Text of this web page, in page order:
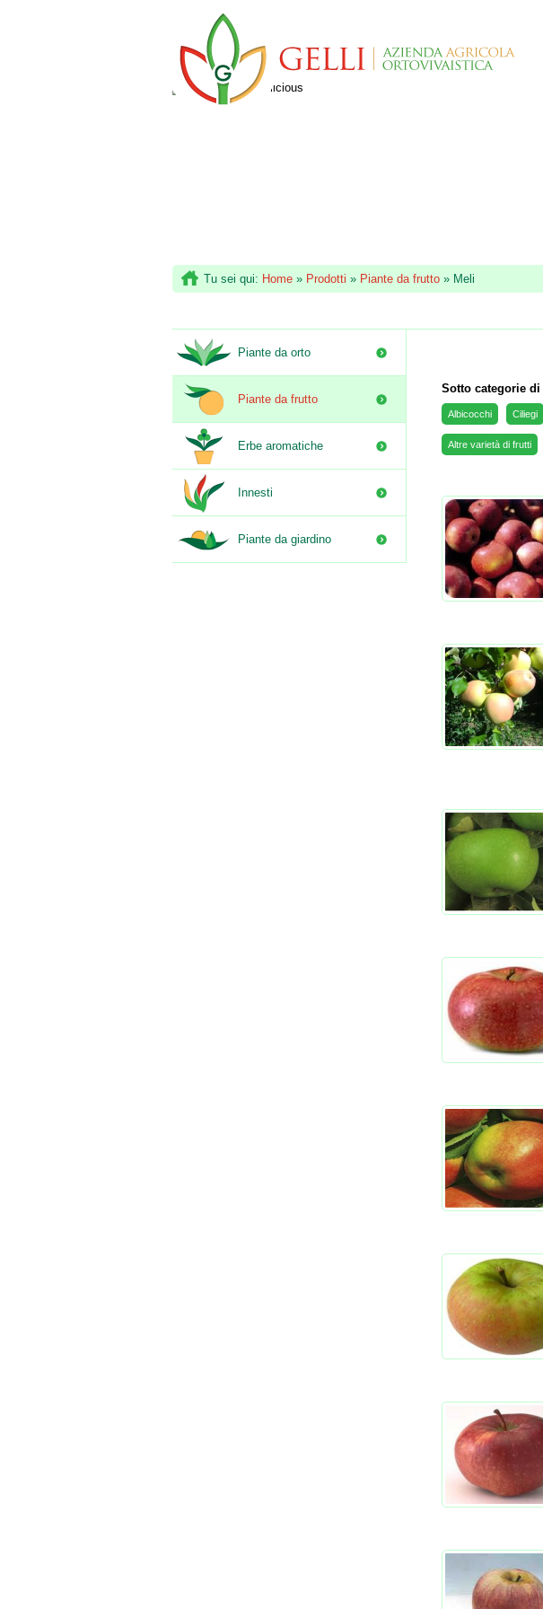
Tu sei qui: Home » Prodotti » Piante da frutto » Meli
Sotto categorie di
Albicocchi Ciliegi
Altre varietà di frutti
Piante da orto
Piante da frutto
Erbe aromatiche
Innesti
Piante da giardino